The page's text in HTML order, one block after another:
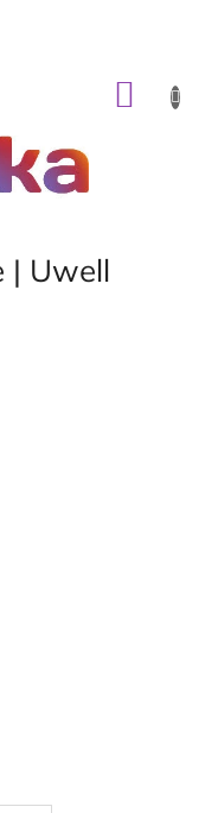
| Uwell